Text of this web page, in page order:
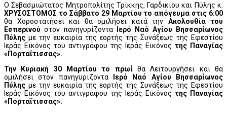
Ο Σεβασμιώτατος Μητροπολίτης Τρίκκης, Γαρδικίου και Πύλης κ.
ΧΡΥΣΟΣΤΟΜΟΣ το Σάββατο 29 Μαρτίου το απόγευμα στις 6:00
θα Χοροστατήσει και θα ομιλήσει κατά την Ακολουθία του
Εσπερινού στον πανηγυρίζοντα Ιερό Ναό Αγίου Βησσαρίωνος
Πύλης με την ευκαιρία της εορτής της Συνάξεως της Εφεστίου
Ιεράς Εικόνος του αντιγράφου της Ιεράς Εικόνος της Παναγίας
«Πορταΐτισσας».
Την Κυριακή 30 Μαρτίου το πρωί θα Λειτουργήσει και θα
ομιλήσει στον πανηγυρίζοντα Ιερό Ναό Αγίου Βησσαρίωνος
Πύλης με την ευκαιρία της εορτής της Συνάξεως της Εφεστίου
Ιεράς Εικόνος του αντιγράφου της Ιεράς Εικόνος της Παναγίας
«Πορταΐτισσας».